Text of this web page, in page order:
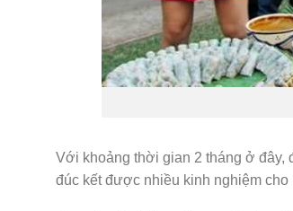
Với khoảng thời gian 2 tháng ở đây,
đúc kết được nhiều kinh nghiệm cho